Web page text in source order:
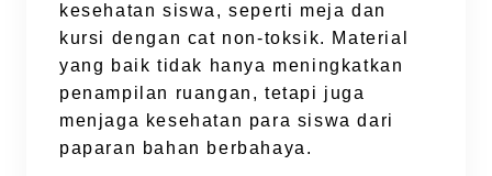
kesehatan siswa, seperti meja dan
kursi dengan cat non-toksik. Material
yang baik tidak hanya meningkatkan
penampilan ruangan, tetapi juga
menjaga kesehatan para siswa dari
paparan bahan berbahaya.